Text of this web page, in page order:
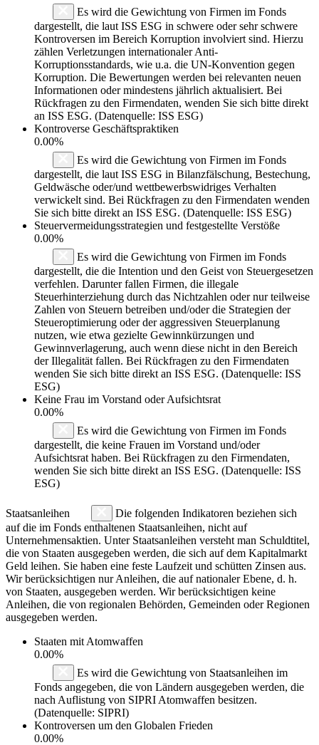
Es wird die Gewichtung von Firmen im Fonds
dargestellt, die laut ISS ESG in schwere oder sehr schwere
Kontroversen im Bereich Korruption involviert sind. Hierzu
zählen Verletzungen internationaler Anti-
Korruptionsstandards, wie u.a. die UN-Konvention gegen
Korruption. Die Bewertungen werden bei relevanten neuen
Informationen oder mindestens jährlich aktualisiert. Bei
Rückfragen zu den Firmendaten, wenden Sie sich bitte direkt
an ISS ESG. (Datenquelle: ISS ESG)
Kontroverse Geschäftspraktiken
0.00%
Es wird die Gewichtung von Firmen im Fonds
dargestellt, die laut ISS ESG in Bilanzfälschung, Bestechung,
Geldwäsche oder/und wettbewerbswidriges Verhalten
verwickelt sind. Bei Rückfragen zu den Firmendaten wenden
Sie sich bitte direkt an ISS ESG. (Datenquelle: ISS ESG)
Steuervermeidungsstrategien und festgestellte Verstöße
0.00%
Es wird die Gewichtung von Firmen im Fonds
dargestellt, die die Intention und den Geist von Steuergesetzen
verfehlen. Darunter fallen Firmen, die illegale
Steuerhinterziehung durch das Nichtzahlen oder nur teilweise
Zahlen von Steuern betreiben und/oder die Strategien der
Steueroptimierung oder der aggressiven Steuerplanung
nutzen, wie etwa gezielte Gewinnkürzungen und
Gewinnverlagerung, auch wenn diese nicht in den Bereich
der Illegalität fallen. Bei Rückfragen zu den Firmendaten
wenden Sie sich bitte direkt an ISS ESG. (Datenquelle: ISS
ESG)
Keine Frau im Vorstand oder Aufsichtsrat
0.00%
Es wird die Gewichtung von Firmen im Fonds
dargestellt, die keine Frauen im Vorstand und/oder
Aufsichtsrat haben. Bei Rückfragen zu den Firmendaten,
wenden Sie sich bitte direkt an ISS ESG. (Datenquelle: ISS
ESG)
Staatsanleihen
Die folgenden Indikatoren beziehen sich
auf die im Fonds enthaltenen Staatsanleihen, nicht auf
Unternehmensaktien. Unter Staatsanleihen versteht man Schuldtitel,
die von Staaten ausgegeben werden, die sich auf dem Kapitalmarkt
Geld leihen. Sie haben eine feste Laufzeit und schütten Zinsen aus.
Wir berücksichtigen nur Anleihen, die auf nationaler Ebene, d. h.
von Staaten, ausgegeben werden. Wir berücksichtigen keine
Anleihen, die von regionalen Behörden, Gemeinden oder Regionen
ausgegeben werden.
Staaten mit Atomwaffen
0.00%
Es wird die Gewichtung von Staatsanleihen im
Fonds angegeben, die von Ländern ausgegeben werden, die
nach Auflistung von SIPRI Atomwaffen besitzen.
(Datenquelle: SIPRI)
Kontroversen um den Globalen Frieden
0.00%